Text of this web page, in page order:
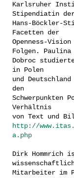
Karlsruher
Stipendiatin
Hans-Böckler-
Facetten der
Openness-
Folgen. Paulina
Dobroc
in Polen
und
den
Schwerpunkten
Verhältnis
von Text und
http://
a.php
Dirk Hommrich
Mitarbeiter im